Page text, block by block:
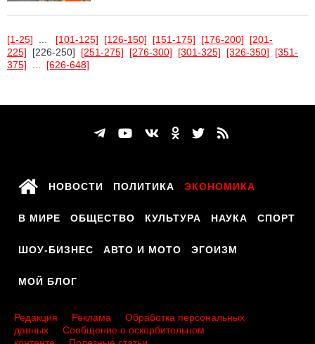
[1-25] [101-125] [126-150] [151-175] [176-200]
[201-
225] [226-250] [251-275] [276-300] [301-325] [326-350]
[351-
375]
[626-648]
НОВОСТИ ПОЛИТИКА ЭКОНОМИКА
В МИРЕ ОБЩЕСТВО КУЛЬТУРА НАУКА СПОРТ
ШОУ-БИЗНЕС АВТО И МОТО ЭГОИЗМ
МОЙ БЛОГ
Редакция Реклама
Обработка персональных
данных
Сообщение о оскорбительном